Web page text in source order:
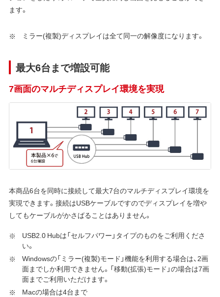
ます。
ミラー(複製)ディスプレイは全て同一の解像度になります。
最大6台まで増設可能
7画面のマルチディスプレイ環境を実現
本商品6台を同時に接続して最大7台のマルチディスプレイ環境を
実現できます。接続はUSBケーブルですのでディスプレイを増や
してもケーブルがかさばることはありません。
USB2.0 Hubは「セルフパワー」タイプのものをご利用くださ
い。
Windowsの「ミラー(複製)モード」機能を利用する場合は、2画
面までしか利用できません。「移動(拡張)モード」の場合は7画
面までご利用いただけます。
Macの場合は4台まで